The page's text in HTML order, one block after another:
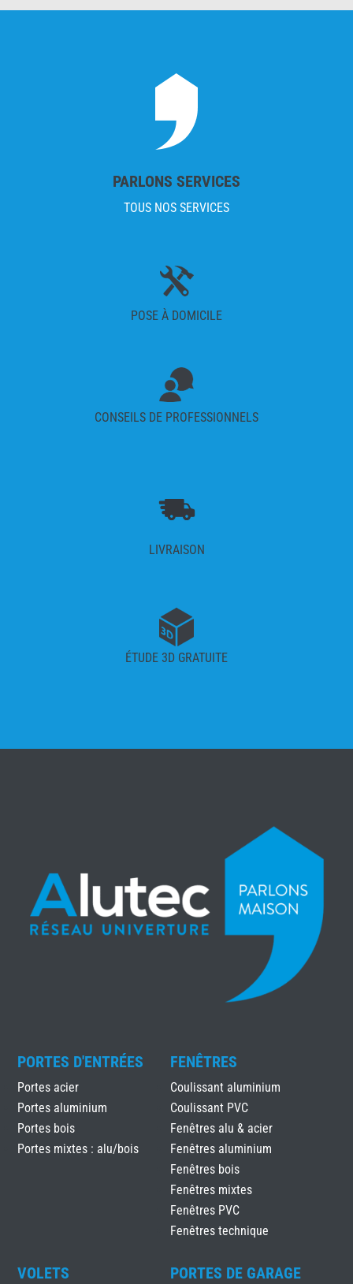
PARLONS SERVICES
TOUS NOS SERVICES
POSE À DOMICILE
CONSEILS DE PROFESSIONNELS
LIVRAISON
ÉTUDE 3D GRATUITE
PORTES D'ENTRÉES
Portes acier
Portes aluminium
Portes bois
Portes mixtes : alu/bois
FENÊTRES
Coulissant aluminium
Coulissant PVC
Fenêtres alu & acier
Fenêtres aluminium
Fenêtres bois
Fenêtres mixtes
Fenêtres PVC
Fenêtres technique
VOLETS PORTES DE GARAGE